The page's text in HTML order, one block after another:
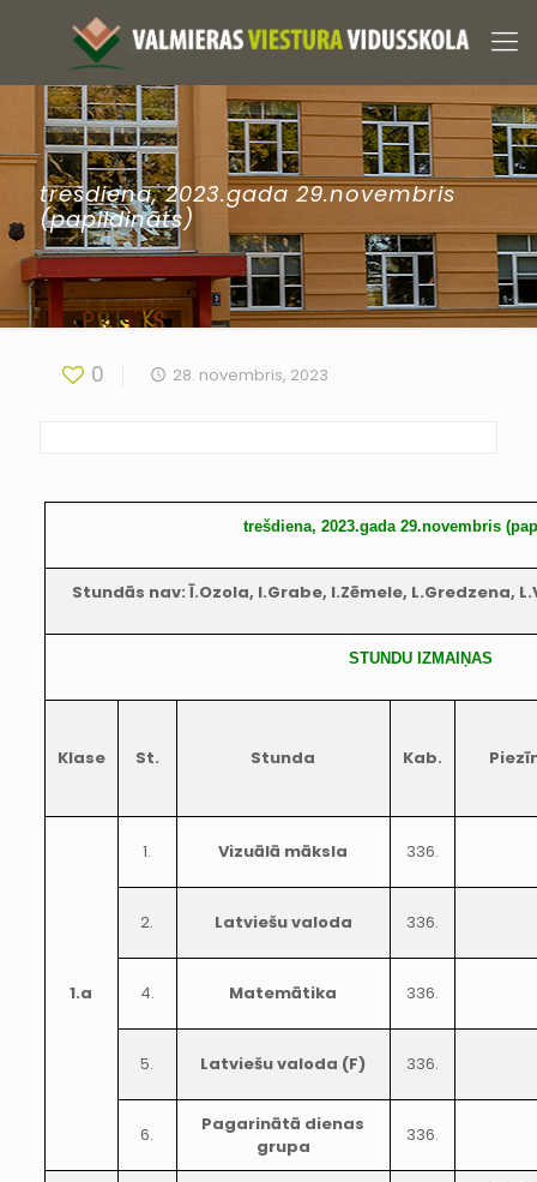
trešdiena, 2023.gada 29.novembris
(papildināts)
0 28. novembris, 2023
trešdiena, 2023.gada 29.novembris
Stundās nav: Ī.Ozola, I.Grabe, I.Zēmele, L.Gredzena,
STUNDU IZMAIŅAS
Klase St. Stunda Kab.
1.a
1. Vizuālā māksla 336.
2. Latviešu valoda 336.
4. Matemātika 336.
5. Latviešu valoda (F) 336.
6.
Pagarinātā dienas
grupa
336.